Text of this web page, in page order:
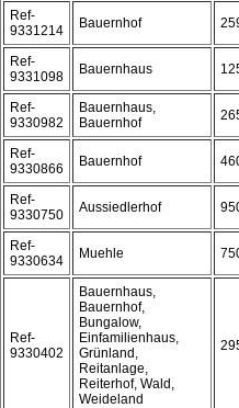
Ref-
9331214
Bauernhof
Ref-
9331098
Bauernhaus
Ref-
9330982
Bauernhaus,
Bauernhof
Ref-
9330866
Bauernhof
Ref-
9330750
Aussiedlerhof
Ref-
9330634
Muehle
Ref-
9330402
Bauernhaus,
Bauernhof,
Bungalow,
Einfamilienhaus,
Grünland,
Reitanlage,
Reiterhof, Wald,
Weideland